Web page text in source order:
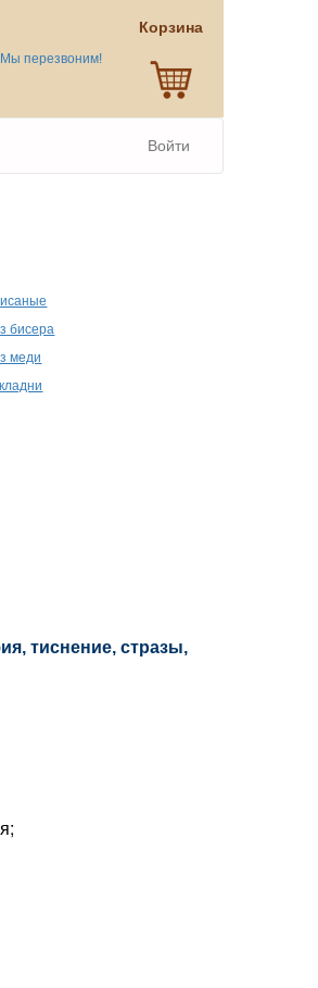
перезвоним!
Корзина
Войти
бисера
меди
тиснение, стразы,